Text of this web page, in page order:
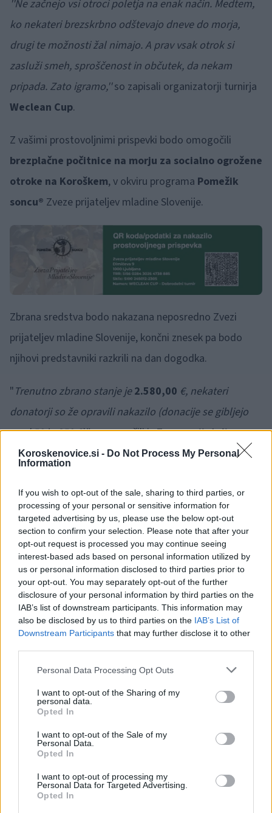
Koroskenovice.si - Do Not Process My Personal
Information
If you wish to opt-out of the sale, sharing to third parties, or
processing of your personal or sensitive information for
targeted advertising by us, please use the below opt-out
section to confirm your selection. Please note that after your
opt-out request is processed you may continue seeing
interest-based ads based on personal information utilized by
us or personal information disclosed to third parties prior to
your opt-out. You may separately opt-out of the further
disclosure of your personal information by third parties on the
IAB’s list of downstream participants. This information may
also be disclosed by us to third parties on the IAB’s List of
Downstream Participants that may further disclose it to other
Please note that this website/app uses one or more Google
not limited to your visit or usage behaviour. You may click to
grant or deny consent to Google and its third-party tags to
use your data for below specified purposes in below Google
consent section.
Personal Data Processing Opt Outs
I want to opt-out of the Sharing of my
personal data.
Opted In
I want to opt-out of the Sale of my
Personal Data.
Opted In
I want to opt-out of processing my
Personal Data for Targeted Advertising.
Opted In
''Ne začnejo vsi otroci poletja na enak način. Medtem,
ko nekateri brezskrbno odštevajo dneve do morja,
drugi te možnosti žal nimajo. A prav vsak otrok si
zasluži smeh, sproščenost in občutek, da nekam
pripada. Zato igramo,''so zapisali organizatorji turnirja
Weclean Cup.
Z vašimi prostovoljnimi prispevki bodo omogočili
brezplačne počitnice na morju za socialno ogrožene
otroke na Koroškem, v okviru programa Pomežik
soncu® Zveze prijateljev mladine Slovenije.
Zbrana sredstva bodo nakazana neposredno Zvezi
prijateljev mladine Slovenije, končni znesek pa bodo
njihovi predstavniki razkrili na dan dogodka.
"Trenutno zbrano stanje je2.580,00 €, nekateri
donatorji so že opravili nakazilo (donacije se gibljejo
med 50 in 350 €)",so sporočili izZveze prijateljev
mladine Slovenije. Organizatorji pričakujejo, da se bo
pa bona letovanje lahko šlo še več otrok .
Svoje prostovoljne prispevke lahko nakažete
preko QR kode, ali s sporočilom SMS s ključno
besedo ''POMEZIK10'' na 1919.
Organizatorji turnirja so razkrili tudi nagrado za
zmagovalca turnirja - igralec, ki bo osvojil 1. mesto na
Weclean Cup turnirju, bo prejel Wilson lopar v vrednosti
poklanjajoIntertehna d.o.o., Koroške Novice,
Performance, Grafika BL3K in drugi.